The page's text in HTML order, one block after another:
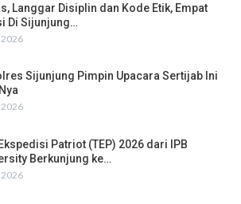
Langgar Disiplin dan Kode Etik, Empat
Di Sijunjung…
2026
Sijunjung Pimpin Upacara Sertijab Ini
2026
Patriot (TEP) 2026 dari IPB
Berkunjung ke…
2026